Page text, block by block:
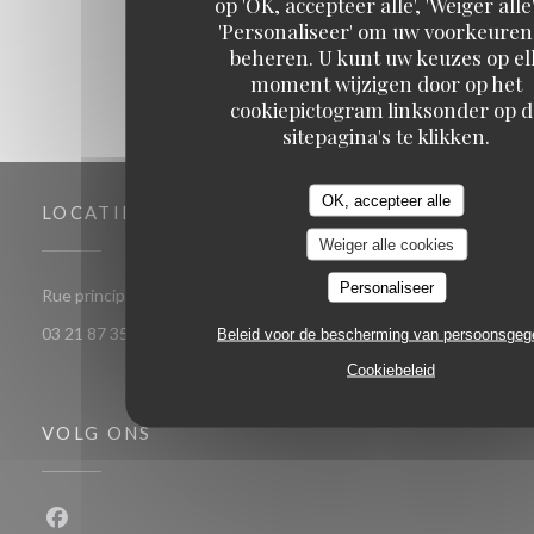
'Personaliseer' om uw
beheren. U kunt uw keuzes op
moment wijzigen door op het
cookiepictogram linksonder op
sitepagina's te klikken.
OK, accepteer alle
Weiger alle cookies
Personaliseer
Beleid voor de bescherming van
Cookiebeleid
LOCATIE
Rue principale 62179 Audinghen
((opent in een nieuw venster))
03 21 87 35 32
VOLG ONS